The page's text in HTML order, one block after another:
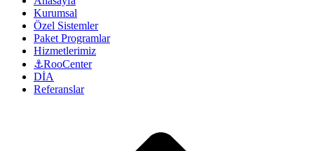
Kurumsal
Özel Sistemler
Paket Programlar
Hizmetlerimiz
⚓RooCenter
DİA
Referanslar